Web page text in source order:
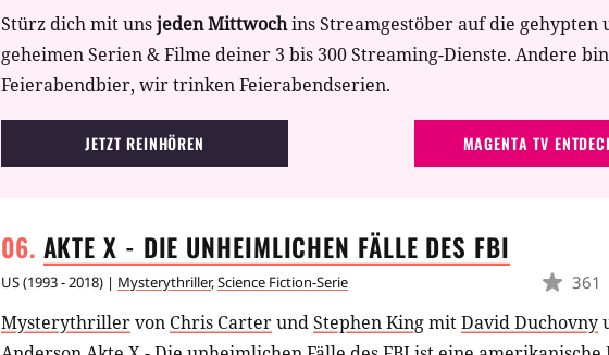
Stürz dich mit unsjeden Mittwochins Streamgestöber auf die gehypten
geheimen Serien & Filme deiner 3 bis 300 Streaming-Dienste. Andere
Feierabendbier, wir trinken Feierabendserien.
JETZT REINHÖREN MAGENTA TV
AKTE X - DIE UNHEIMLICHEN FÄLLE DES FBI
US(1993 - 2018) | Mysterythriller,Science Fiction-Serie 361
Mysterythrillervon Chris CarterundStephen KingmitDavid Duchovny